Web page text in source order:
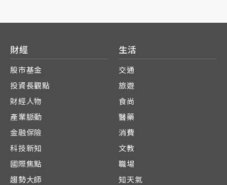
財經
股市基金
投資長觀點
財經人物
產業脈動
金融保險
科技新知
國際焦點
趨勢大師
生活
交通
旅遊
食尚
醫藥
消費
文教
職場
知天氣